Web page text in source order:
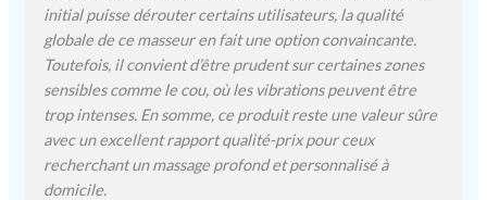
expérience de massage
relaxante et confortable.
【Écran LCD et
rechargeable】Ce pistolet
de massage sans fil de
haute qualité offre environ
8 à 12 heures d'utilisation
continue après une charge
initial puisse dérouter certains utilisateurs, la qualité
globale de ce masseur en fait une option convaincante.
Toutefois, il convient d’être prudent sur certaines zones
sensibles comme le cou, où les vibrations peuvent être
trop intenses. En somme, ce produit reste une valeur sûre
avec un excellent rapport qualité-prix pour ceux
recherchant un massage profond et personnalisé à
domicile.